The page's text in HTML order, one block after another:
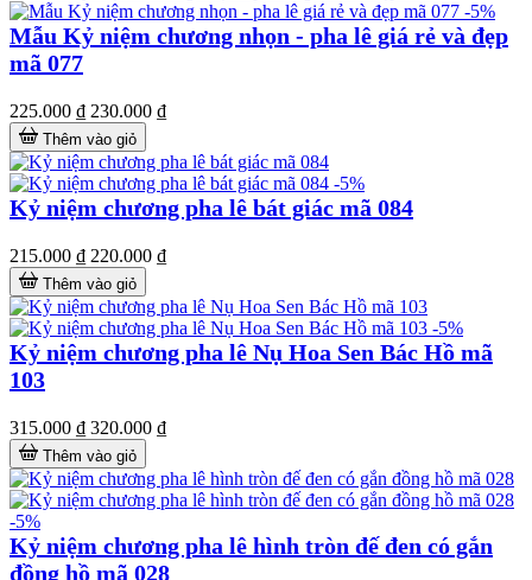
-5%
Mẫu Kỷ niệm chương nhọn - pha lê giá rẻ và đẹp
mã 077
225.000 ₫ 230.000 ₫
Thêm vào giỏ
-5%
Kỷ niệm chương pha lê bát giác mã 084
215.000 ₫ 220.000 ₫
Thêm vào giỏ
-5%
Kỷ niệm chương pha lê Nụ Hoa Sen Bác Hồ mã
103
315.000 ₫ 320.000 ₫
Thêm vào giỏ
-5%
Kỷ niệm chương pha lê hình tròn đế đen có gắn
đồng hồ mã 028